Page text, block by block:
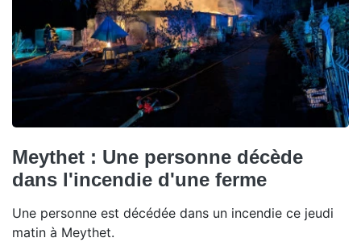
Meythet : Une personne décède
dans l'incendie d'une ferme
Une personne est décédée dans un incendie ce jeudi
matin à Meythet.